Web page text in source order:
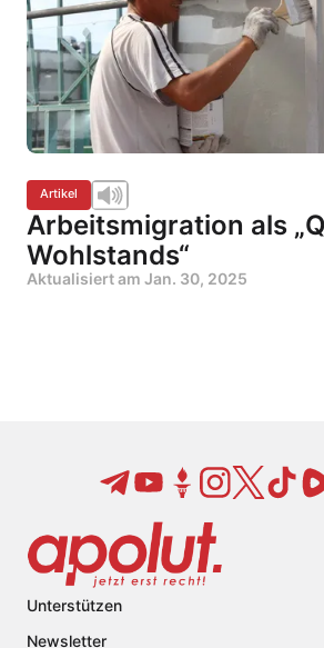
Artikel
Arbeitsmigration als
Wohlstands“
Aktualisiert am Jan. 30, 2025
Unterstützen
Newsletter